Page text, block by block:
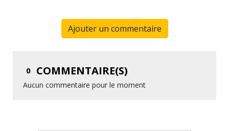
Ajouter un commentaire
0 COMMENTAIRE(S)
Aucun commentaire pour le moment